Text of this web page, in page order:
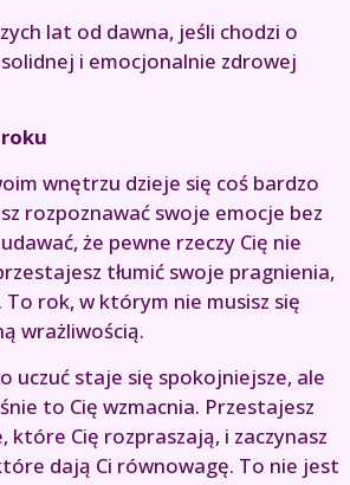
lat od dawna, jeśli chodzi o
i emocjonalnie zdrowej
wnętrzu dzieje się coś bardzo
rozpoznawać swoje emocje bez
że pewne rzeczy Cię nie
tłumić swoje pragnienia,
To rok, w którym nie musisz się
wrażliwością.
uczuć staje się spokojniejsze, ale
to Cię wzmacnia. Przestajesz
które Cię rozpraszają, i zaczynasz
dają Ci równowagę. To nie jest